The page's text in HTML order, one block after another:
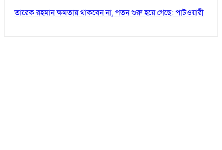
তারেক রহমান ক্ষমতায় থাকবেন না, পতন শুরু হয়ে গেছে: পাটওয়ারী